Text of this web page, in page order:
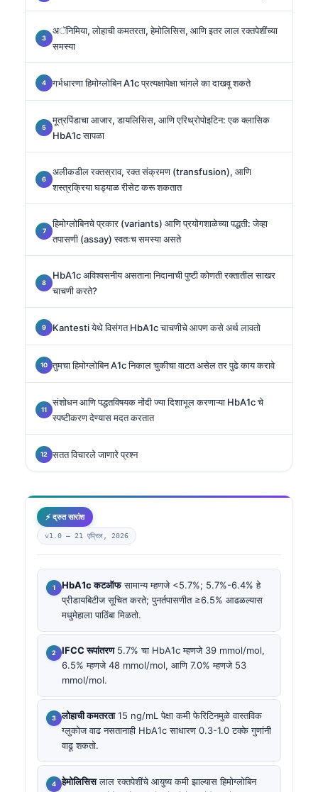
अॅनिमिया, लोहाची कमतरता, हेमोलिसिस, आणि इतर लाल रक्तपेशींच्या
समस्या
गर्भधारणा हिमोग्लोबिन A1c प्रत्यक्षापेक्षा चांगले का दाखवू शकते
मूत्रपिंडाचा आजार, डायलिसिस, आणि एरिथ्रोपोइटिन: एक क्लासिक
HbA1c सापळा
अलीकडील रक्तस्राव, रक्त संक्रमण (transfusion), आणि
शस्त्रक्रिया घड्याळ रीसेट करू शकतात
हिमोग्लोबिनचे प्रकार (variants) आणि प्रयोगशाळेच्या पद्धती: जेव्हा
तपासणी (assay) स्वतःच समस्या असते
HbA1c अविश्वसनीय असताना निदानाची पुष्टी कोणती रक्तातील साखर
चाचणी करते?
Kantesti येथे विसंगत HbA1c चाचणीचे आपण कसे अर्थ लावतो
तुमचा हिमोग्लोबिन A1c निकाल चुकीचा वाटत असेल तर पुढे काय करावे
संशोधन आणि पद्धतविषयक नोंदी ज्या दिशाभूल करणाऱ्या HbA1c चे
स्पष्टीकरण देण्यास मदत करतात
सतत विचारले जाणारे प्रश्न
⚡ द्रुत सारांश
v1.0 — 21 एप्रिल, 2026
HbA1c कटऑफसामान्य म्हणजे <5.7%; 5.7%-6.4% हे
प्रीडायबिटीज सूचित करते; पुनर्तपासणीत ≥6.5% आढळल्यास
मधुमेहाला पाठिंबा मिळतो.
IFCC रूपांतरण5.7% चा HbA1c म्हणजे 39 mmol/mol,
6.5% म्हणजे 48 mmol/mol, आणि 7.0% म्हणजे 53
mmol/mol.
लोहाची कमतरता15 ng/mL पेक्षा कमी फेरिटिनमुळे वास्तविक
ग्लुकोज वाढ नसतानाही HbA1c साधारण 0.3-1.0 टक्के गुणांनी
वाढू शकतो.
हेमोलिसिसलाल रक्तपेशींचे आयुष्य कमी झाल्यास हिमोग्लोबिन